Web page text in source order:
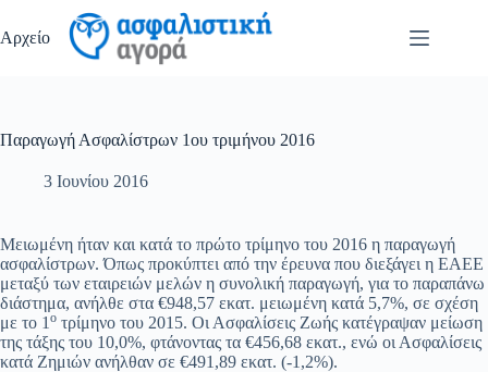
στο
περιεχόμενο
Αρχείο
Παραγωγή Ασφαλίστρων 1ου τριμήνου 2016
3 Ιουνίου 2016
Μειωμένη ήταν και κατά το πρώτο τρίμηνο του 2016 η παραγωγή
ασφαλίστρων. Όπως προκύπτει από την έρευνα που διεξάγει η ΕΑΕΕ
μεταξύ των εταιρειών μελών η συνολική παραγωγή, για το παραπάνω
διάστημα, ανήλθε στα €948,57 εκατ. μειωμένη κατά 5,7%, σε σχέση
με το 1 ο τρίμηνο του 2015. Οι Ασφαλίσεις Ζωής κατέγραψαν μείωση
της τάξης του 10,0%, φτάνοντας τα €456,68 εκατ., ενώ οι Ασφαλίσεις
κατά Ζημιών ανήλθαν σε €491,89 εκατ. (-1,2%).